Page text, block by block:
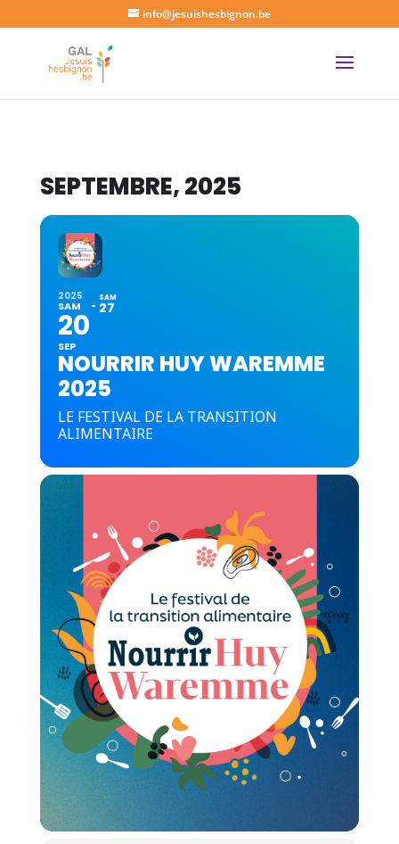
info@jesuishesbignon.be
SEPTEMBRE, 2025
2025
SAM
20
SEP
SAM
27
NOURRIR HUY WAREMME
2025
LE FESTIVAL DE LA TRANSITION
ALIMENTAIRE